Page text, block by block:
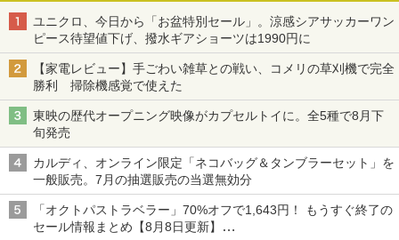
ユニクロ、今日から「お盆特別セール」。涼感シアサッカーワン
ピース待望値下げ、撥水ギアショーツは1990円に
【家電レビュー】手ごわい雑草との戦い、コメリの草刈機で完全
勝利 掃除機感覚で使えた
東映の歴代オープニング映像がカプセルトイに。全5種で8月下
旬発売
カルディ、オンライン限定「ネコバッグ＆タンブラーセット」を
一般販売。7月の抽選販売の当選無効分
「オクトパストラベラー」70%オフで1,643円！ もうすぐ終了の
セール情報まとめ【8月8日更新】